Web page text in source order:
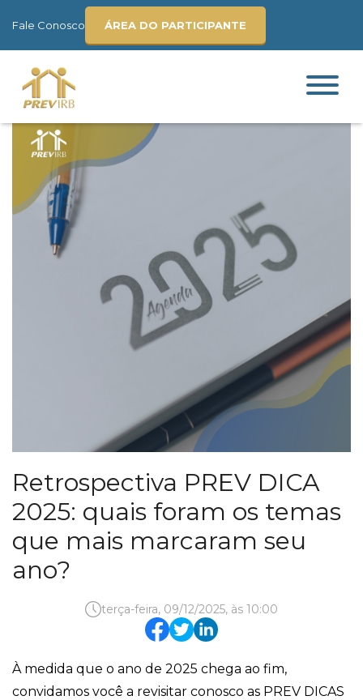
Fale Conosco ÁREA DO PARTICIPANTE
Retrospectiva PREV DICA
2025: quais foram os temas
que mais marcaram seu
ano?
terça-feira, 09/12/2025, às 10:00
À medida que o ano de 2025 chega ao fim,
convidamos você a revisitar conosco as PREV DICAS